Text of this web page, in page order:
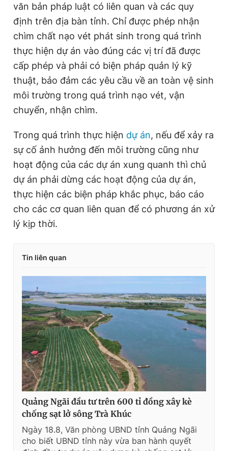
văn bản pháp luật có liên quan và các quy
định trên địa bàn tỉnh. Chỉ được phép nhận
chìm chất nạo vét phát sinh trong quá trình
thực hiện dự án vào đúng các vị trí đã được
cấp phép và phải có biện pháp quản lý kỹ
thuật, bảo đảm các yêu cầu về an toàn vệ sinh
môi trường trong quá trình nạo vét, vận
chuyển, nhận chìm.
Trong quá trình thực hiện dự án, nếu để xảy ra
sự cố ảnh hưởng đến môi trường cũng như
hoạt động của các dự án xung quanh thì chủ
dự án phải dừng các hoạt động của dự án,
thực hiện các biện pháp khắc phục, báo cáo
cho các cơ quan liên quan để có phương án xử
lý kịp thời.
Tin liên quan
Quảng Ngãi đầu tư trên 600 tỉ đồng xây kè
chống sạt lở sông Trà Khúc
Ngày 18.8, Văn phòng UBND tỉnh Quảng Ngãi
cho biết UBND tỉnh này vừa ban hành quyết